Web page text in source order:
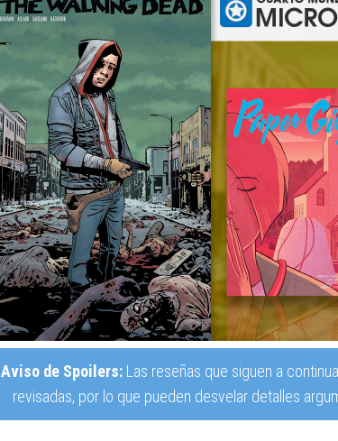
Aviso de Spoilers:Las reseñas que siguen a
revisadas, por lo que pueden desvelar detalles